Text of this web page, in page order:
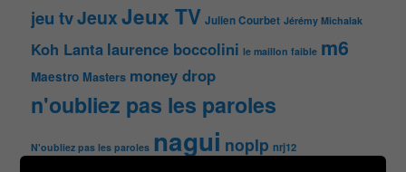
jeu tvJeuxJeux TV Julien Courbet Jérémy Michalak
Koh Lanta laurence boccolini le maillon faible m6
Maestro Masters money drop
n'oubliez pas les paroles
N'oubliez pas les paroles nagui noplp nrj12